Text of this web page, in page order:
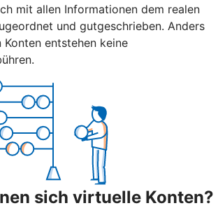
mit allen Informationen dem realen
und gutgeschrieben. Anders
entstehen keine
sich virtuelle Konten?